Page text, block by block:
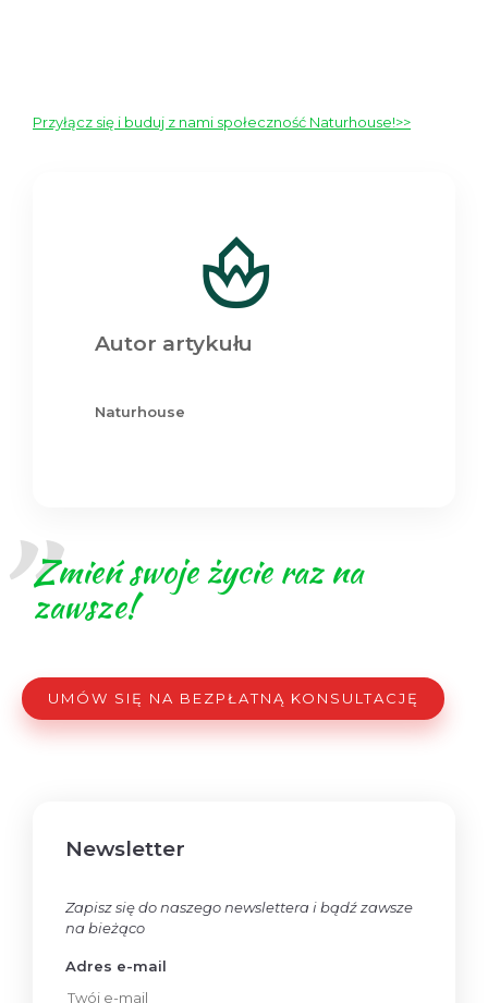
Przyłącz się i buduj z nami społeczność Naturhouse!>>
Autor artykułu
Naturhouse
Zmień swoje życie raz na
zawsze!
UMÓW SIĘ NA BEZPŁATNĄ KONSULTACJĘ
Newsletter
Zapisz się do naszego newslettera i bądź zawsze
na bieżąco
Adres e-mail